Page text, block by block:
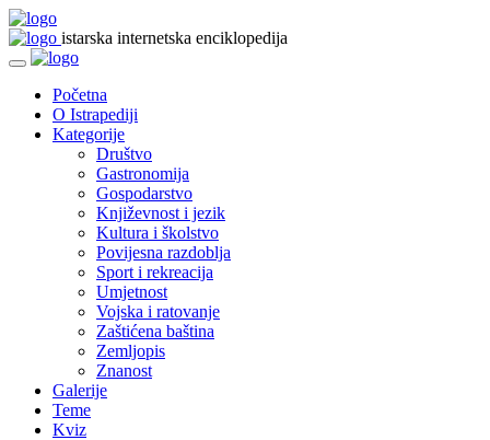
istarska internetska enciklopedija
Početna
O Istrapediji
Kategorije
Društvo
Gastronomija
Gospodarstvo
Književnost i jezik
Kultura i školstvo
Povijesna razdoblja
Sport i rekreacija
Umjetnost
Vojska i ratovanje
Zaštićena baština
Zemljopis
Znanost
Galerije
Teme
Kviz